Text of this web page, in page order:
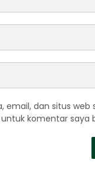
email, dan situs web
komentar saya